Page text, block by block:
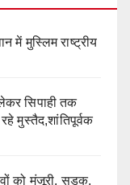
में मुस्लिम राष्ट्रीय
सिपाही तक
मुस्तैद,शांतिपूर्वक
को मंजूरी, सड़क,